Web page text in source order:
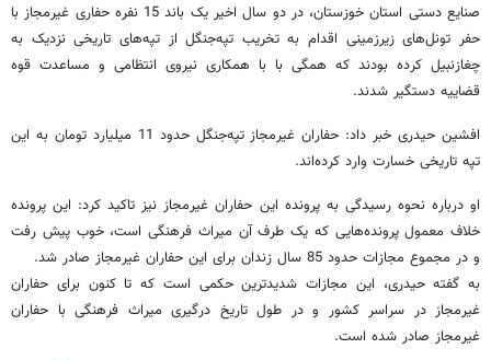
صنایع دستی استان خوزستان، در دو سال اخیر یک باند 15 نفره حفاری غیرمجاز با
حفر تونل‌های زیرزمینی اقدام به تخریب تپه‌جنگل از تپه‌های تاریخی نزدیک به
چغازنبیل کرده‌ بودند که همگی با با همکاری نیروی انتظامی و مساعدت قوه
قضاییه دستگیر شدند.
افشین حیدری خبر داد: حفاران غیرمجاز تپه‌جنگل حدود 11 میلیارد تومان به این
تپه تاریخی خسارت وارد کرده‌اند.
او درباره نحوه رسیدگی به پرونده این حفاران غیرمجاز نیز تاکید کرد: این پرونده
خلاف معمول پرونده‌هایی که یک طرف آن میراث فرهنگی است، خوب پیش رفت
و در مجموع مجازات حدود 85 سال زندان برای این حفاران غیرمجاز صادر شد.
به گفته حیدری، این مجازات شدیدترین حکمی است که تا کنون برای حفاران
غیرمجاز در سراسر کشور و در طول تاریخ درگیری میراث فرهنگی با حفاران
غیرمجاز صادر شده است.